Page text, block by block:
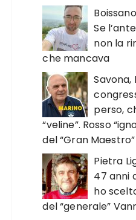
Se
non la
che mancava
Savona,
perso,
“veline”. Rosso
del “Gran
Pietra
47 anni
ho
del “generale”